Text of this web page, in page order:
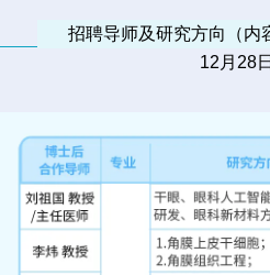
招聘导师及研究方向（内
12月28日